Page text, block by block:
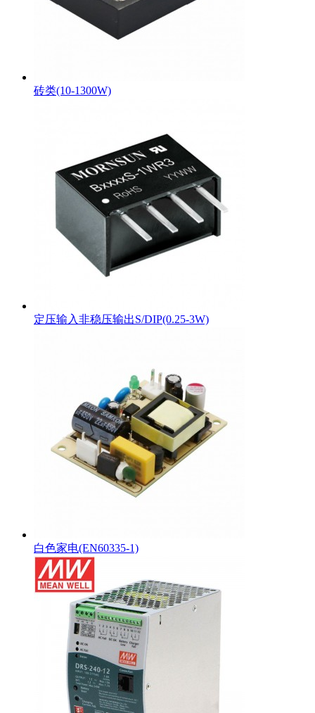
砖类(10-1300W)
定压输入非稳压输出S/DIP(0.25-3W)
白色家电(EN60335-1)